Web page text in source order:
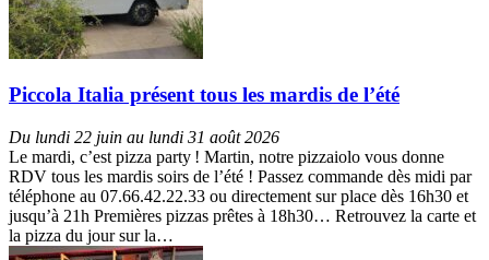
Piccola Italia présent tous les mardis de l’été
Du lundi 22 juin au lundi 31 août 2026
Le mardi, c’est pizza party ! Martin, notre pizzaiolo vous donne
RDV tous les mardis soirs de l’été ! Passez commande dès midi par
téléphone au 07.66.42.22.33 ou directement sur place dès 16h30 et
jusqu’à 21h Premières pizzas prêtes à 18h30… Retrouvez la carte et
la pizza du jour sur la…